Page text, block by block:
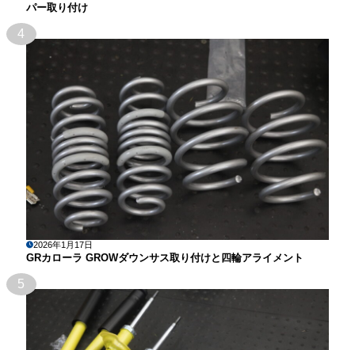
パー取り付け
4
2026年1月17日
GRカローラ GROWダウンサス取り付けと四輪アライメント
5